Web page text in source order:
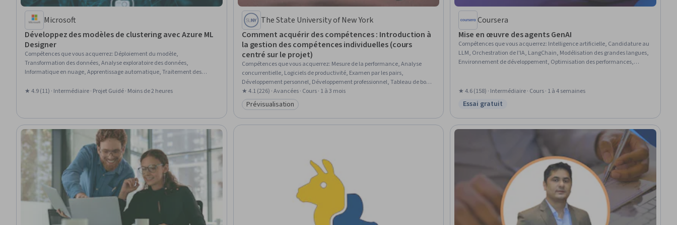
Microsoft
Développez des modèles de clustering avec Azure ML
Designer
Compétences que vous acquerrez: Déploiement du modèle,
Transformation des données, Analyse exploratoire des données,
Informatique en nuage, Apprentissage automatique, Traitement des
appliqué, Intelligence artificielle et apprentissage automatique (IA/ML),
★ 4.9 (11) · Intermédiaire · Projet Guidé · Moins de 2 heures
The State University of New York
Comment acquérir des compétences : Introduction à
la gestion des compétences individuelles (cours
centré sur le projet)
Compétences que vous acquerrez: Mesure de la performance, Analyse
concurrentielle, Logiciels de productivité, Examen par les pairs,
Développement personnel, Développement professionnel, Tableau de bord,
Analyse des performances, Analyse de l'emploi, Compétences
organisationnelles, Fixation des objectifs, Planification, Analyse
comparative, Retour d'information constructif
★ 4.1 (226) · Avancées · Cours · 1 à 3 mois
Catégorie : Prévisualisation
Prévisualisation
Coursera
Mise en œuvre des agents GenAI
Compétences que vous acquerrez: Intelligence artificielle, Candidature au
LLM, Orchestration de l'IA, LangChain, Modélisation des grandes langues,
Environnement de développement, Optimisation des performances,
Conception, Évolutivité, Agents génératifs d'IA
★ 4.6 (158) · Intermédiaire · Cours · 1 à 4 semaines
Statut : Essai gratuit
Essai gratuit